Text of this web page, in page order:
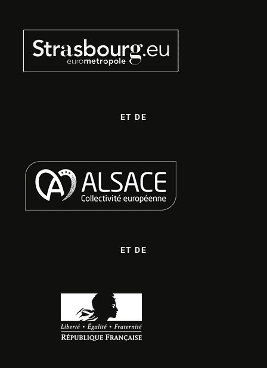
ET DE
ET DE